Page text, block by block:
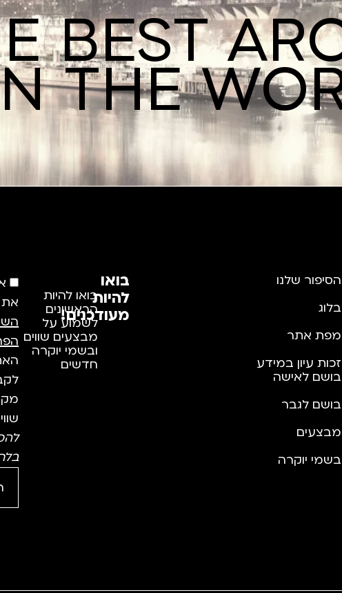
BEST
THE
הסיפור שלנו
בלוג
מפת אתר
זכות עיון במידע
בושם לאישה
בושם לגבר
מבצעים
בשמי יוקרה
בואו
להיות
מעודכנים!
בואו להיות
הראשונים
לשמוע על
מבצעים שווים
ובשמי יוקרה
חדשים